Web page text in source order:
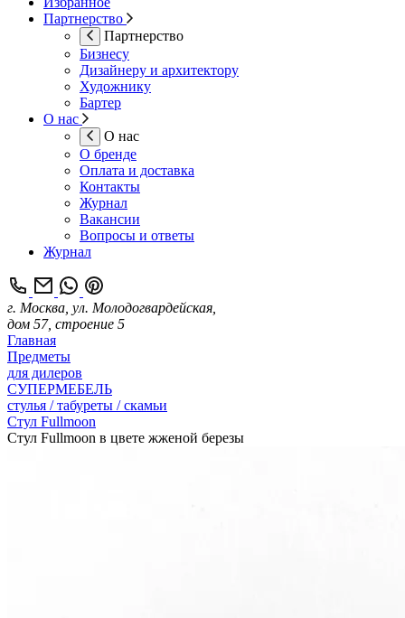
Партнерство
Партнерство
Бизнесу
Дизайнеру и архитектору
Художнику
Бартер
О нас
О нас
О бренде
Оплата и доставка
Контакты
Журнал
Вакансии
Вопросы и ответы
Журнал
г. Москва, ул. Молодогвардейская,
дом 57, строение 5
Главная
Предметы
для дилеров
СУПЕРМЕБЕЛЬ
стулья / табуреты / скамьи
Стул Fullmoon
Стул Fullmoon в цвете жженой березы